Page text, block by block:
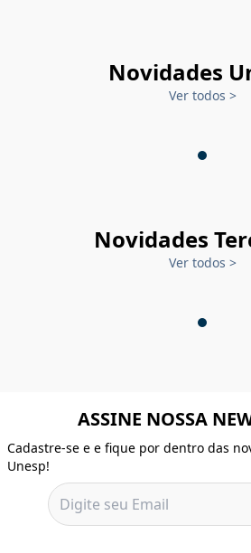
Novidades
Ver todos >
Novidades
Ver todos >
ASSINE NOSSA
Cadastre-se e e fique por dentro das
Unesp!